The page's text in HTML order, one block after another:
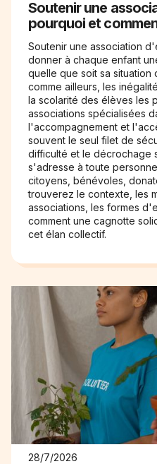
Soutenir une
pourquoi et
Soutenir une association
donner à chaque enfant
quelle que soit sa situation
comme ailleurs, les
la scolarité des élèves les
associations spécialisées
l'accompagnement et
souvent le seul filet de
difficulté et le décrochage
s'adresse à toute
citoyens, bénévoles,
trouverez le contexte, les
associations, les formes
comment une cagnotte
cet élan collectif.
28/7/2026